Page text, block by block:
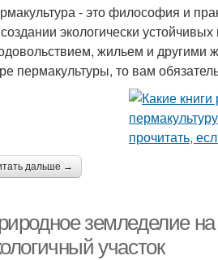
- это философия и
экологически
жильем и другими
пермакультуры, то вам
дальше →
земледелие на
участок